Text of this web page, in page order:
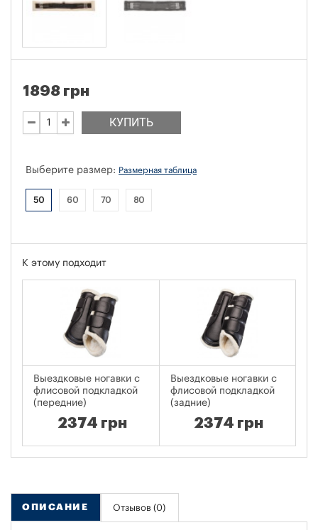
КУПИТЬ
1898 грн
Выберите размер: Размерная таблица
50 60 70 80
К этому подходит
Выездковые ногавки с
флисовой подкладкой
(передние)
2374 грн
Выездковые ногавки с
флисовой подкладкой
(задние)
2374 грн
ОПИСАНИЕ Отзывов (0)